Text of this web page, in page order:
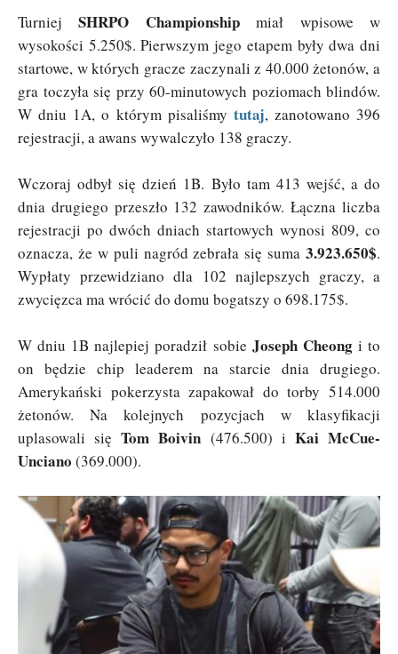
TurniejSHRPO Championshipmiał wpisowe w
wysokości 5.250$. Pierwszym jego etapem były dwa dni
startowe, w których gracze zaczynali z 40.000 żetonów, a
gra toczyła się przy 60-minutowych poziomach blindów.
W dniu 1A, o którym pisaliśmy tutaj, zanotowano 396
rejestracji, a awans wywalczyło 138 graczy.
Wczoraj odbył się dzień 1B. Było tam 413 wejść, a do
dnia drugiego przeszło 132 zawodników. Łączna liczba
rejestracji po dwóch dniach startowych wynosi 809, co
oznacza, że w puli nagród zebrała się suma 3.923.650$.
Wypłaty przewidziano dla 102 najlepszych graczy, a
zwycięzca ma wrócić do domu bogatszy o 698.175$.
W dniu 1B najlepiej poradził sobie Joseph Cheongi to
on będzie chip leaderem na starcie dnia drugiego.
Amerykański pokerzysta zapakował do torby 514.000
żetonów. Na kolejnych pozycjach w klasyfikacji
uplasowali się Tom Boivin (476.500) i Kai McCue-
Unciano (369.000).